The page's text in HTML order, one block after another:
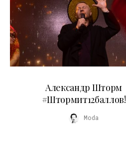
Александр Шторм
#Штормит12баллов!
Moda